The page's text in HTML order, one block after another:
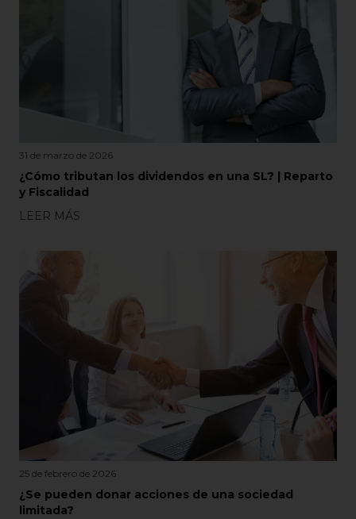
31 de marzo de 2026
¿Cómo tributan los dividendos en una SL? | Reparto
y Fiscalidad
LEER MÁS
25 de febrero de 2026
¿Se pueden donar acciones de una sociedad
limitada?